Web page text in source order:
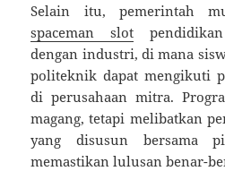
Selain itu, pemerintah
spaceman slot
dengan industri, di mana
politeknik dapat mengikuti
di perusahaan mitra.
magang, tetapi melibatkan
yang disusun bersama
memastikan lulusan benar-